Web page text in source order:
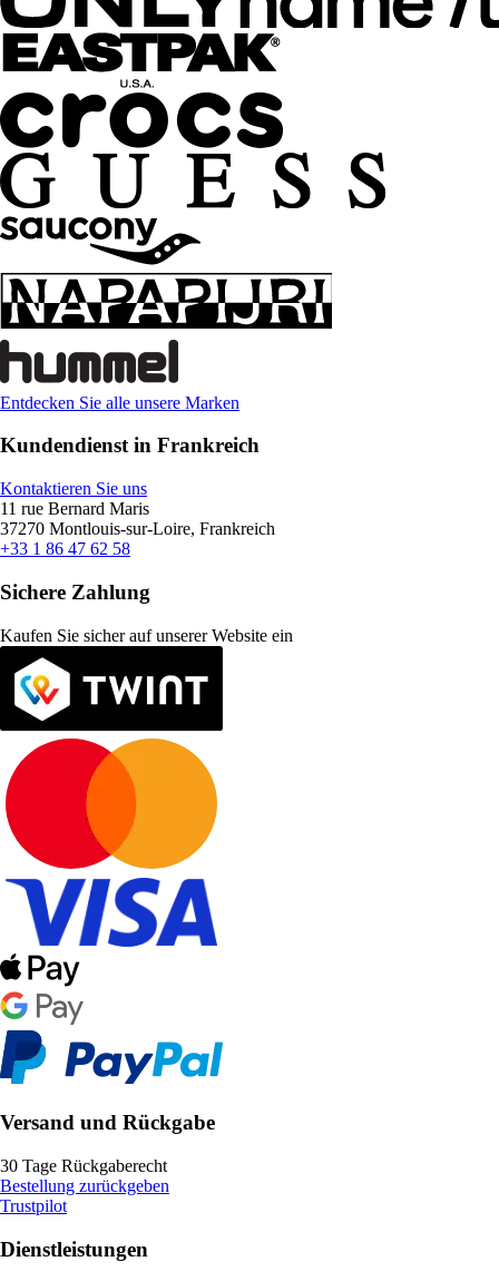
Entdecken Sie alle unsere Marken
Kundendienst in Frankreich
Kontaktieren Sie uns
11 rue Bernard Maris
37270 Montlouis-sur-Loire, Frankreich
+33 1 86 47 62 58
Sichere Zahlung
Kaufen Sie sicher auf unserer Website ein
Versand und Rückgabe
30 Tage Rückgaberecht
Bestellung zurückgeben
Trustpilot
Dienstleistungen